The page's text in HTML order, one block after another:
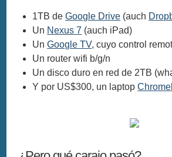
1TB deGoogle Drive (auch
Un Nexus 7 (auch iPad)
UnGoogle TV, cuyo control
Un router wifi b/g/n
Un disco duro en red de 2TB
Y por US$300, un laptop